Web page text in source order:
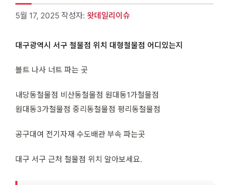
5월 17, 2025 작성자: 왓데일리이슈
대구광역시 서구 철물점 위치 대형철물점 어디있는지
볼트 나사 너트 파는 곳
내당동철물점 비산동철물점 원대동1가철물점
원대동3가철물점 중리동철물점 평리동철물점
공구대여 전기자재 수도배관 부속 파는곳
대구 서구 근처 철물점 위치 알아보세요.